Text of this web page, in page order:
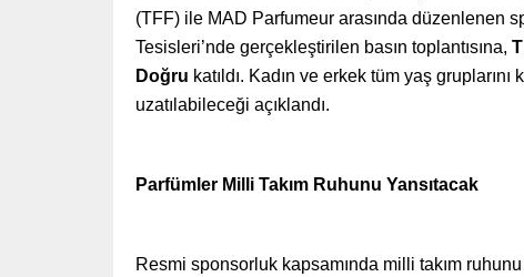
(TFF) ile MAD Parfumeur arasında düzenlenen
Tesisleri’nde gerçekleştirilen basın toplantısına,
Doğru katıldı. Kadın ve erkek tüm yaş
uzatılabileceği açıklandı.
Parfümler Milli Takım Ruhunu Yansıtacak
Resmi sponsorluk kapsamında milli takım